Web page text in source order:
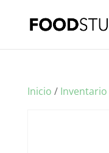
Inicio / Inventario